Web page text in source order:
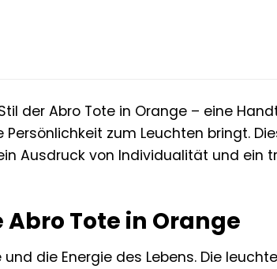
der Abro Tote in Orange – eine
zum Leuchten bringt.
Ausdruck von Individualität und ein
Tote in Orange
die Energie des Lebens. Die